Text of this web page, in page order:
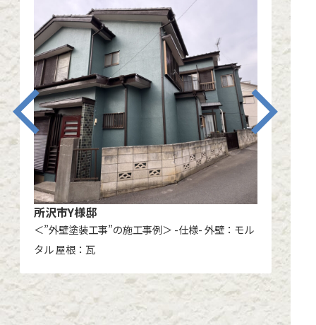
所沢市Y様邸
＜”外壁塗装工事”の施工事例＞ -仕様- 外壁：モル
タル 屋根：瓦